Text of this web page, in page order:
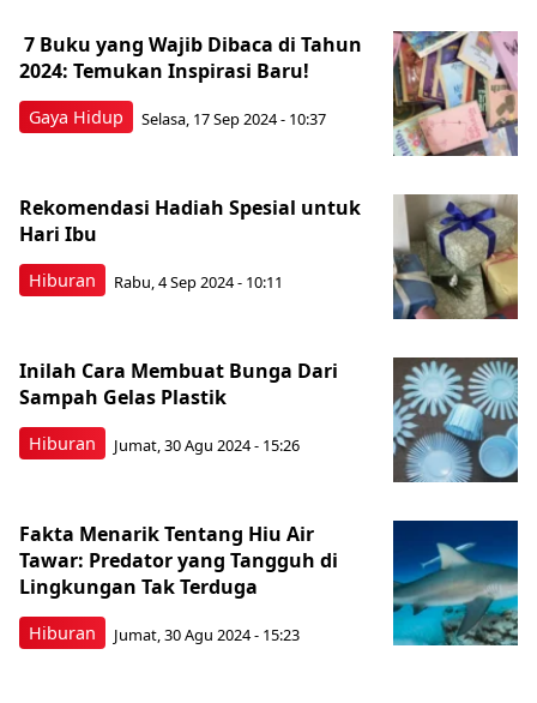
Gaya Hidup
7 Buku yang Wajib Dibaca di Tahun
2024: Temukan Inspirasi Baru!
Selasa, 17 Sep 2024 - 10:37
Hiburan
Rekomendasi Hadiah Spesial untuk
Hari Ibu
Rabu, 4 Sep 2024 - 10:11
Hiburan
Inilah Cara Membuat Bunga Dari
Sampah Gelas Plastik
Jumat, 30 Agu 2024 - 15:26
Hiburan
Fakta Menarik Tentang Hiu Air
Tawar: Predator yang Tangguh di
Lingkungan Tak Terduga
Jumat, 30 Agu 2024 - 15:23